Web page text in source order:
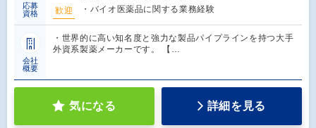
応募
資格
歓迎
・バイオ医薬品に関する業務経験
会社
概要
・世界的に高い知名度と強力な製品パイプラインを持つ大手
外資系製薬メーカーです。 【…
気になる 詳細を見る